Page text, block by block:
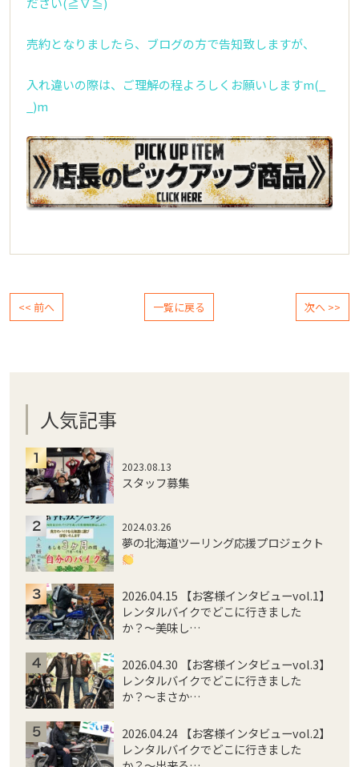
売約となりましたら、ブログの方で告知致しますが、
入れ違いの際は、ご理解の程よろしくお願いしますm(_
_)m
<< 前へ 一覧に戻る 次へ >>
人気記事
2023.08.13
スタッフ募集
2024.03.26
夢の北海道ツーリング応援プロジェクト
2026.04.15 【お客様インタビューvol.1】
レンタルバイクでどこに行きました
か？〜美味し…
2026.04.30 【お客様インタビューvol.3】
レンタルバイクでどこに行きました
か？〜まさか…
2026.04.24 【お客様インタビューvol.2】
レンタルバイクでどこに行きました